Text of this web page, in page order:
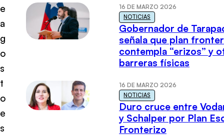
e
a
g
o
s
t
o
e
s
16 DE MARZO 2026
NOTICIAS
Gobernador de
señala que plan
contempla “erizos” y
barreras físicas
16 DE MARZO 2026
NOTICIAS
Duro cruce entre
y Schalper por Plan
Fronterizo